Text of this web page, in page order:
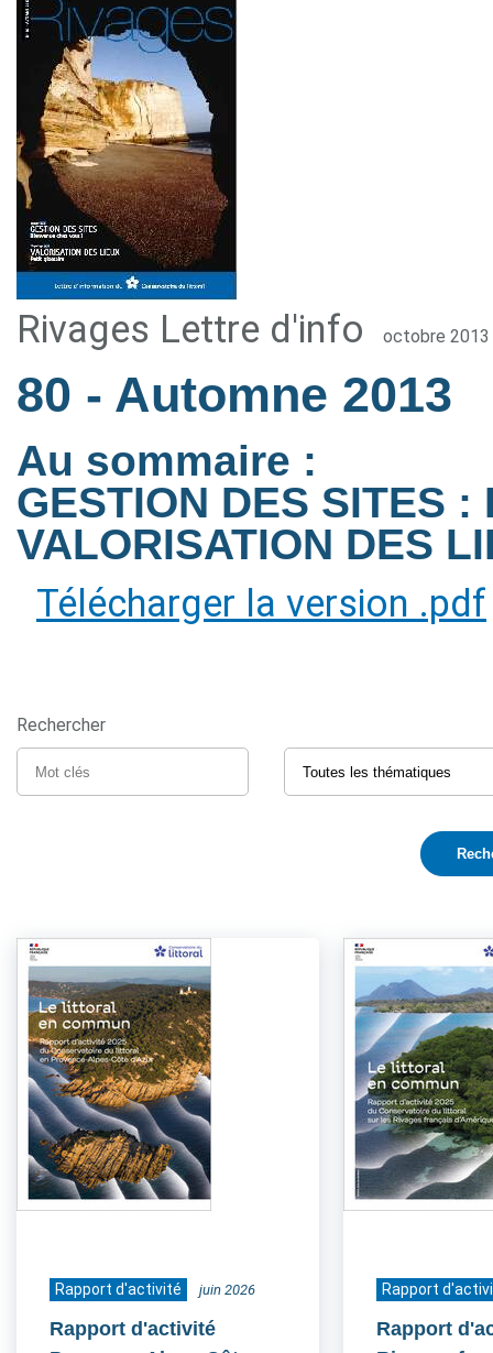
Rivages Lettre d'info octobre 2013
80 - Automne 2013
Au sommaire :
GESTION DES SITES
VALORISATION DES
Télécharger la version .pdf
Rechercher
Rapport d'activité juin 2026
Rapport d'activité
Rapport
Rapport